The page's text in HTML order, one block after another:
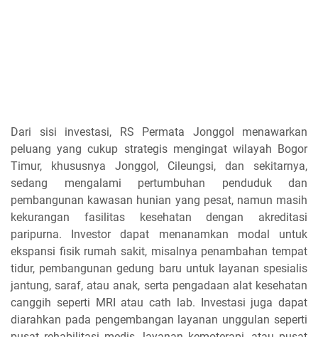
Dari sisi investasi, RS Permata Jonggol menawarkan
peluang yang cukup strategis mengingat wilayah Bogor
Timur, khususnya Jonggol, Cileungsi, dan sekitarnya,
sedang mengalami pertumbuhan penduduk dan
pembangunan kawasan hunian yang pesat, namun masih
kekurangan fasilitas kesehatan dengan akreditasi
paripurna. Investor dapat menanamkan modal untuk
ekspansi fisik rumah sakit, misalnya penambahan tempat
tidur, pembangunan gedung baru untuk layanan spesialis
jantung, saraf, atau anak, serta pengadaan alat kesehatan
canggih seperti MRI atau cath lab. Investasi juga dapat
diarahkan pada pengembangan layanan unggulan seperti